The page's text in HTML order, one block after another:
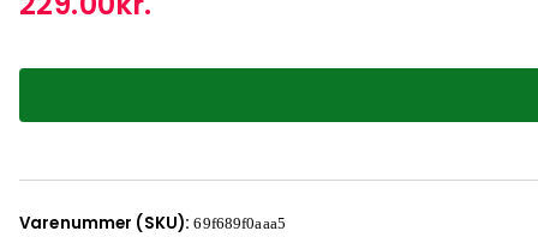
Varenummer (SKU):69f689f0aaa5